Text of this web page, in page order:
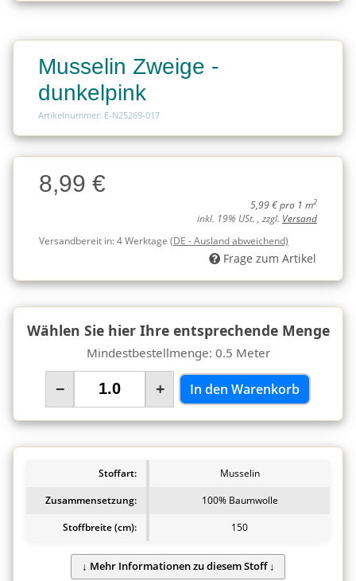
Musselin Zweige -
dunkelpink
Artikelnummer: E-N25269-017
Charge
Charge8,99 €
5,99 € pro 1 m2
inkl. 19% USt. , zzgl. Versand
Versandbereit in:4 Werktage (DE - Ausland abweichend)
Frage zum Artikel
Wählen Sie hier Ihre entsprechende Menge
Mindestbestellmenge: 0.5 Meter
− + In den Warenkorb
Stoffart:
Musselin
Zusammensetzung:
100% Baumwolle
Stoffbreite (cm):
150